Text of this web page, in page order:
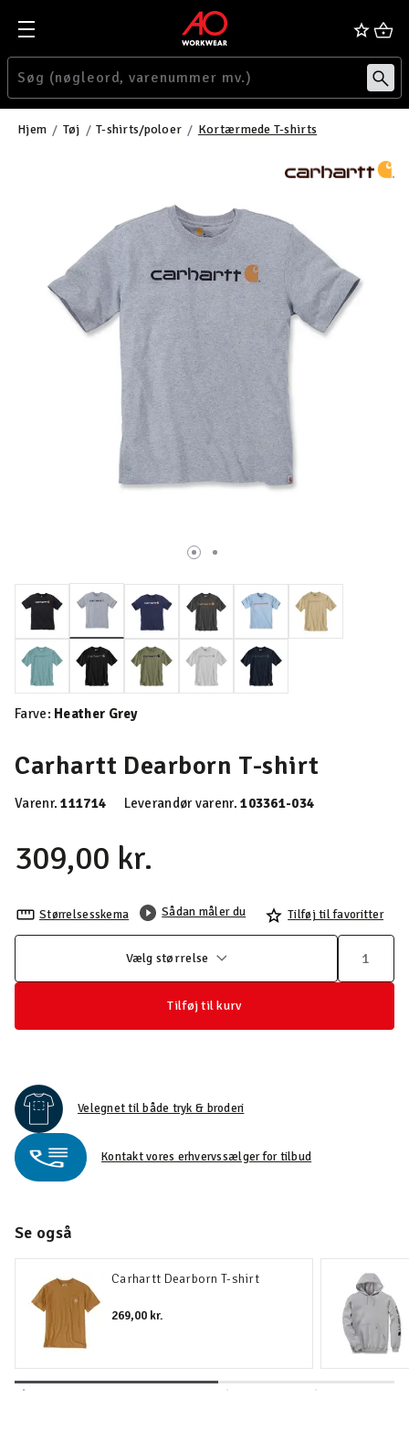
Hjem Tøj T-shirts/poloer Kortærmede T-shirts
Carhartt Dearborn T-shirt
Varenr.111714 Leverandør varenr.103361-034
309,00 kr.
valgte
Farve: Heather Grey
Størrelsesskema Sådan måler du Tilføj til favoritter
Vælg størrelse
Tilføj til kurv
Velegnet til både tryk & broderi
Kontakt vores erhvervssælger for tilbud
Se også
Carhartt Dearborn T-shirt
269,00 kr.